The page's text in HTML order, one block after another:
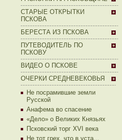
СТАРЫЕ ОТКРЫТКИ
ПСКОВА
БЕРЕСТА ИЗ ПСКОВА
ПУТЕВОДИТЕЛЬ ПО
ПСКОВУ
ВИДЕО О ПСКОВЕ
ОЧЕРКИ СРЕДНЕВЕКОВЬЯ
Не посрамившие земли
Русской
Анафема во спасение
«Дело» о Великих Князьях
Псковский торг XVI века
Не тот грех, что в уста...